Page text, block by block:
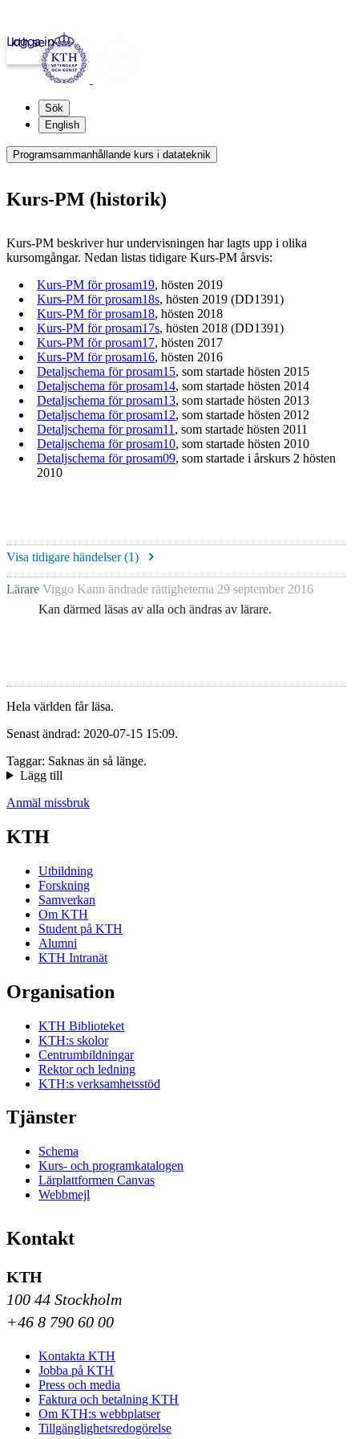
kth.se
Logga in
Sök
English
Programsammanhållande kurs i datateknik
Kurs-PM (historik)
Kurs-PM beskriver hur undervisningen har lagts upp i olika
kursomgångar. Nedan listas tidigare Kurs-PM årsvis:
Kurs-PM för prosam19, hösten 2019
Kurs-PM för prosam18s, hösten 2019 (DD1391)
Kurs-PM för prosam18, hösten 2018
Kurs-PM för prosam17s, hösten 2018 (DD1391)
Kurs-PM för prosam17, hösten 2017
Kurs-PM för prosam16, hösten 2016
Detaljschema för prosam15, som startade hösten 2015
Detaljschema för prosam14, som startade hösten 2014
Detaljschema för prosam13, som startade hösten 2013
Detaljschema för prosam12, som startade hösten 2012
Detaljschema för prosam11 , som startade hösten 2011
Detaljschema för prosam10, som startade hösten 2010
Detaljschema för prosam09, som startade i årskurs 2 hösten
2010
Visa tidigare händelser (1)
Lärare Viggo Kann ändrade rättigheterna 29 september 2016
Kan därmed läsas av alla och ändras av lärare.
Hela världen får läsa.
Senast ändrad: 2020-07-15 15:09.
Taggar: Saknas än så länge.
Lägg till
Anmäl missbruk
KTH
Utbildning
Forskning
Samverkan
Om KTH
Student på KTH
Alumni
KTH Intranät
Organisation
KTH Biblioteket
KTH:s skolor
Centrumbildningar
Rektor och ledning
KTH:s verksamhetsstöd
Tjänster
Schema
Kurs- och programkatalogen
Lärplattformen Canvas
Webbmejl
Kontakt
KTH
100 44 Stockholm
+46 8 790 60 00
Kontakta KTH
Jobba på KTH
Press och media
Faktura och betalning KTH
Om KTH:s webbplatser
Tillgänglighetsredogörelse